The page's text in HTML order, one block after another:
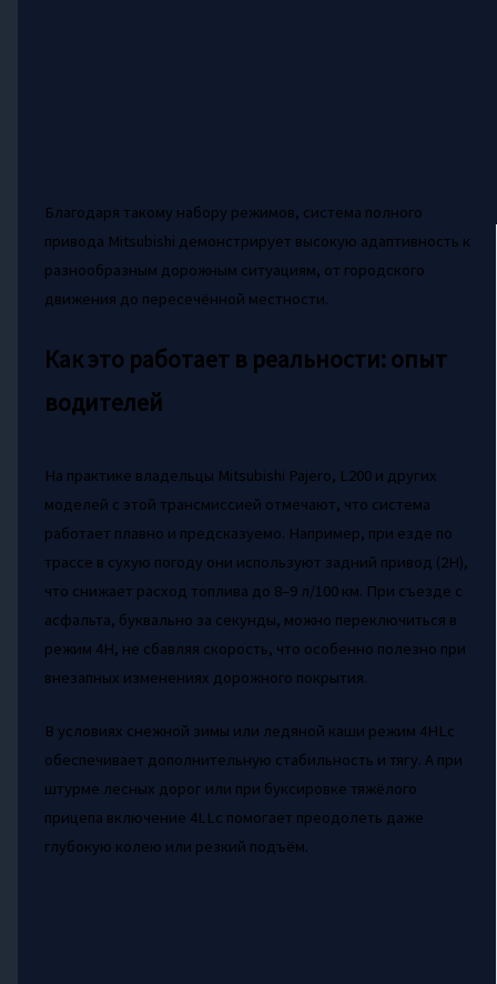
Благодаря такому набору режимов, система полного
привода Mitsubishi демонстрирует высокую адаптивность к
разнообразным дорожным ситуациям, от городского
движения до пересечённой местности.
Как это работает в реальности: опыт
водителей
На практике владельцы Mitsubishi Pajero, L200 и других
моделей с этой трансмиссией отмечают, что система
работает плавно и предсказуемо. Например, при езде по
трассе в сухую погоду они используют задний привод (2H),
что снижает расход топлива до 8–9 л/100 км. При съезде с
асфальта, буквально за секунды, можно переключиться в
режим 4H, не сбавляя скорость, что особенно полезно при
внезапных изменениях дорожного покрытия.
В условиях снежной зимы или ледяной каши режим 4HLc
обеспечивает дополнительную стабильность и тягу. А при
штурме лесных дорог или при буксировке тяжёлого
прицепа включение 4LLc помогает преодолеть даже
глубокую колею или резкий подъём.